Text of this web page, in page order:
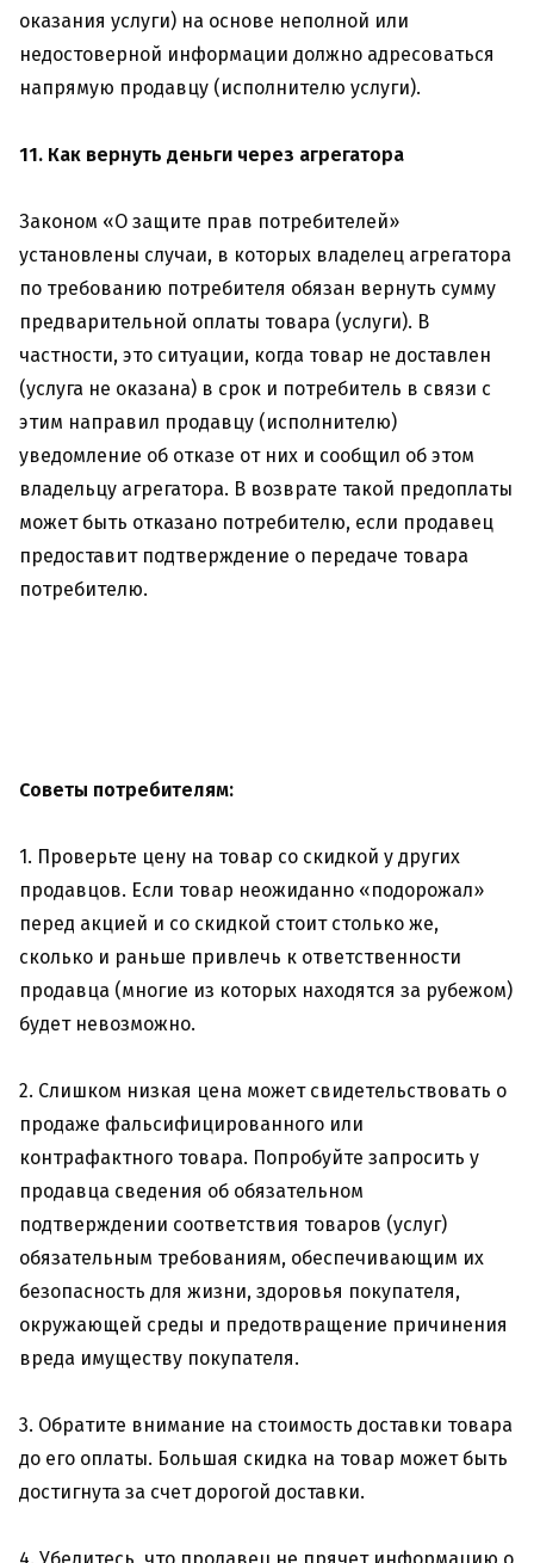
оказания услуги) на основе неполной или
недостоверной информации должно адресоваться
напрямую продавцу (исполнителю услуги).
11. Как вернуть деньги через агрегатора
Законом «О защите прав потребителей»
установлены случаи, в которых владелец агрегатора
по требованию потребителя обязан вернуть сумму
предварительной оплаты товара (услуги). В
частности, это ситуации, когда товар не доставлен
(услуга не оказана) в срок и потребитель в связи с
этим направил продавцу (исполнителю)
уведомление об отказе от них и сообщил об этом
владельцу агрегатора. В возврате такой предоплаты
может быть отказано потребителю, если продавец
предоставит подтверждение о передаче товара
потребителю.
Советы потребителям:
1. Проверьте цену на товар со скидкой у других
продавцов. Если товар неожиданно «подорожал»
перед акцией и со скидкой стоит столько же,
сколько и раньше привлечь к ответственности
продавца (многие из которых находятся за рубежом)
будет невозможно.
2. Слишком низкая цена может свидетельствовать о
продаже фальсифицированного или
контрафактного товара. Попробуйте запросить у
продавца сведения об обязательном
подтверждении соответствия товаров (услуг)
обязательным требованиям, обеспечивающим их
безопасность для жизни, здоровья покупателя,
окружающей среды и предотвращение причинения
вреда имуществу покупателя.
3. Обратите внимание на стоимость доставки товара
до его оплаты. Большая скидка на товар может быть
достигнута за счет дорогой доставки.